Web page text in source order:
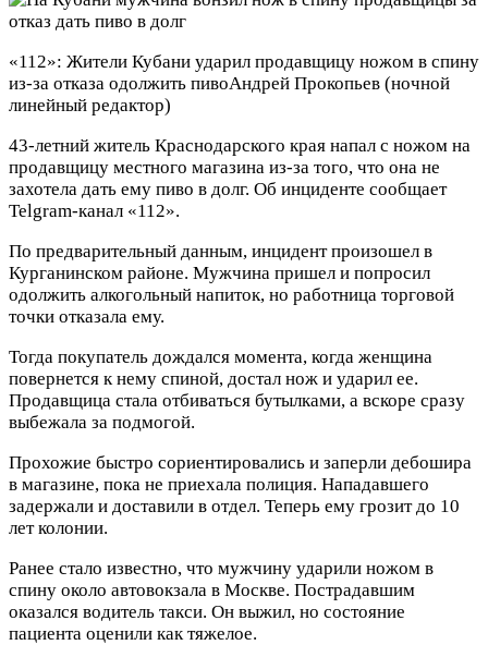
«112»: Жители Кубани ударил продавщицу ножом в спину
из-за отказа одолжить пивоАндрей Прокопьев (ночной
линейный редактор)
43-летний житель Краснодарского края напал с ножом на
продавщицу местного магазина из-за того, что она не
захотела дать ему пиво в долг. Об инциденте сообщает
Telgram-канал «112».
По предварительный данным, инцидент произошел в
Курганинском районе. Мужчина пришел и попросил
одолжить алкогольный напиток, но работница торговой
точки отказала ему.
Тогда покупатель дождался момента, когда женщина
повернется к нему спиной, достал нож и ударил ее.
Продавщица стала отбиваться бутылками, а вскоре сразу
выбежала за подмогой.
Прохожие быстро сориентировались и заперли дебошира
в магазине, пока не приехала полиция. Нападавшего
задержали и доставили в отдел. Теперь ему грозит до 10
лет колонии.
Ранее стало известно, что мужчину ударили ножом в
спину около автовокзала в Москве. Пострадавшим
оказался водитель такси. Он выжил, но состояние
пациента оценили как тяжелое.